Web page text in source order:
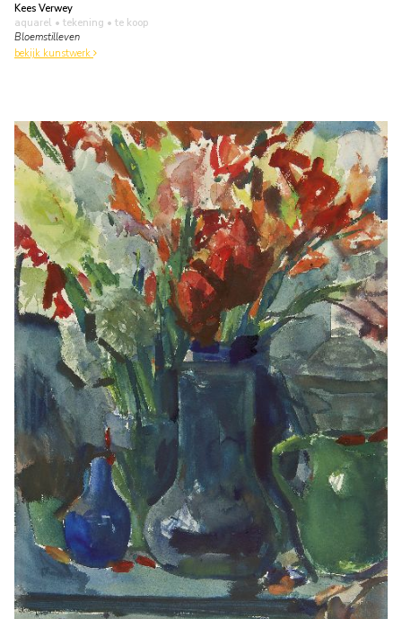
Kees Verwey
aquarel • tekening • te koop
Bloemstilleven
bekijk kunstwerk